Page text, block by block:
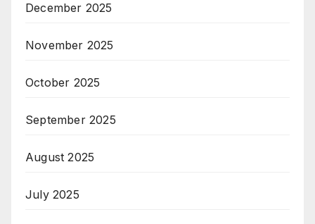
December 2025
November 2025
October 2025
September 2025
August 2025
July 2025